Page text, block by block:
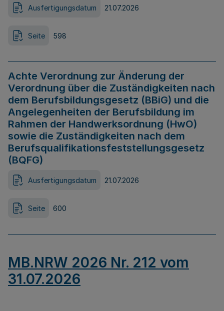
Ausfertigungsdatum 21.07.2026
Seite 598
Achte Verordnung zur Änderung der
Verordnung über die Zuständigkeiten nach
dem Berufsbildungsgesetz (BBiG) und die
Angelegenheiten der Berufsbildung im
Rahmen der Handwerksordnung (HwO)
sowie die Zuständigkeiten nach dem
Berufsqualifikationsfeststellungsgesetz
(BQFG)
Ausfertigungsdatum 21.07.2026
Seite 600
MB.NRW 2026 Nr. 212 vom
31.07.2026